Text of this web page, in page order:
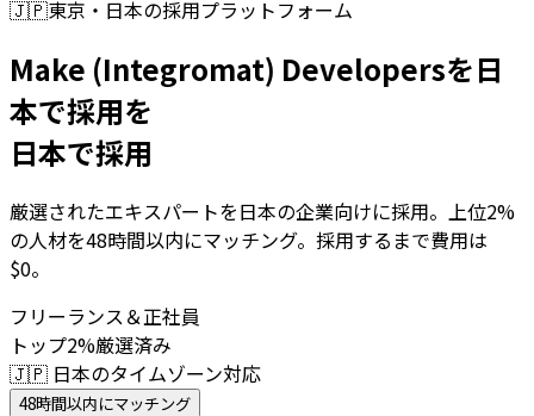
🇯🇵東京・日本の採用プラットフォーム
Make (Integromat) Developersを日
本で採用を
日本で採用
厳選されたエキスパートを日本の企業向けに採用。上位2%
の人材を48時間以内にマッチング。採用するまで費用は
$0。
フリーランス＆正社員
トップ2%厳選済み
🇯🇵 日本のタイムゾーン対応
48時間以内にマッチング